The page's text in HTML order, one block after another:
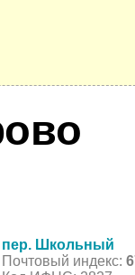
пер. Школьный
Почтовый индекс: